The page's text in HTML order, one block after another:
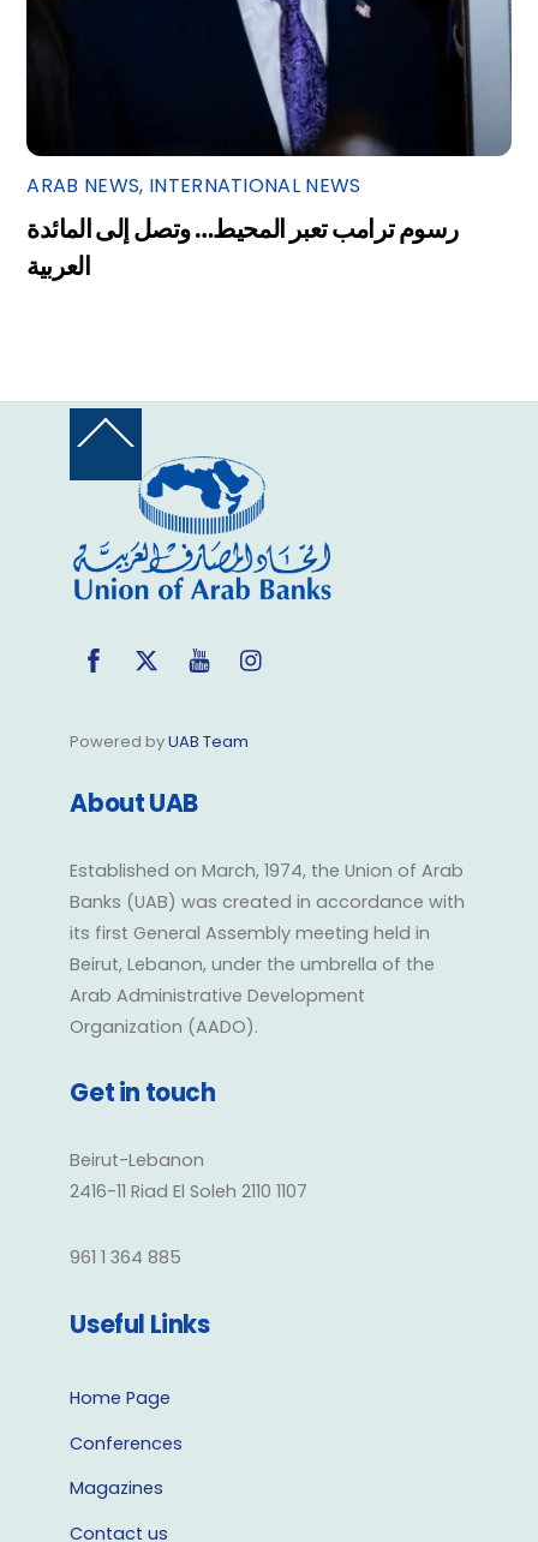
ARAB NEWS, INTERNATIONAL NEWS
رسوم ترامب تعبر المحيط… وتصل إلى المائدة
العربية
Back
Top
Facebook
Twitter YouTube
Powered byUAB Team
About UAB
Established on March, 1974, the Union of Arab
Banks (UAB) was created in accordance with
its first General Assembly meeting held in
Beirut, Lebanon, under the umbrella of the
Arab Administrative Development
Organization (AADO).
Get in touch
Beirut-Lebanon
2416-11 Riad El Soleh 2110 1107
961 1 364 885
Useful Links
Home Page
Conferences
Magazines
Contact us